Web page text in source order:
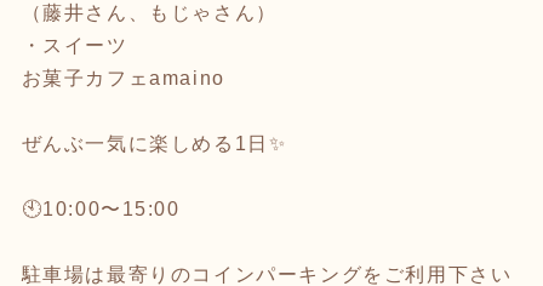
（藤井さん、もじゃさん）
・スイーツ
お菓子カフェamaino
ぜんぶ一気に楽しめる1日✨
🕙10:00〜15:00
駐車場は最寄りのコインパーキングをご利用下さい